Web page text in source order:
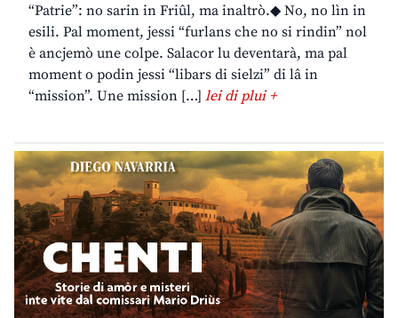
“Patrie”: no sarin in Friûl, ma inaltrò.◆ No, no lìn in
esili. Pal moment, jessi “furlans che no si rindin” nol
è ancjemò une colpe. Salacor lu deventarà, ma pal
moment o podin jessi “libars di sielzi” di lâ in
“mission”. Une mission […] lei di plui +